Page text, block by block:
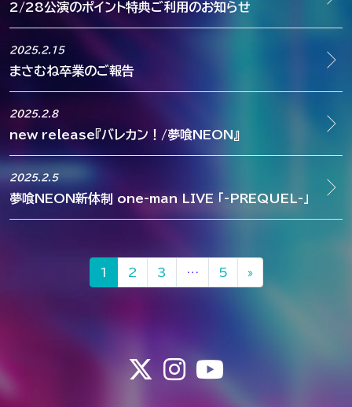
2/28公演のポイント特典ご利用のお知らせ
2025.2.15
まさむね卒業のご報告
2025.2.8
new release『バレカン！/夢喰NEON』
2025.2.5
夢喰NEON新体制 one-man LIVE 「-PREQUEL-」
投稿ナビゲーション
1 2 3 … 5 »